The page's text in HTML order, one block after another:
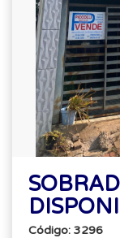
Código: 3296